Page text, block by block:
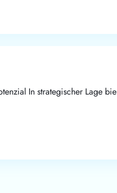
In strategischer Lage bie